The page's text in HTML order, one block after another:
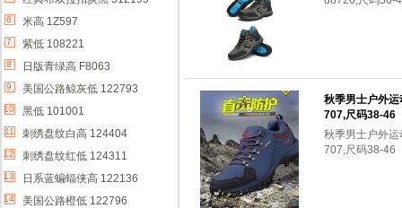
6 米高 1Z597
7 紫低 108221
8 日版青绿高 F8063
9 美国公路鲸灰低 122793
10 黑低 101001
11 刺绣盘纹白高 124404
12 刺绣盘纹红低 124311
13 日系蓝蝙蝠侠高 122136
14 美国公路橙低 122796
秋季男士户外
707,尺码38-46
秋季男士户外
707,尺码38-46